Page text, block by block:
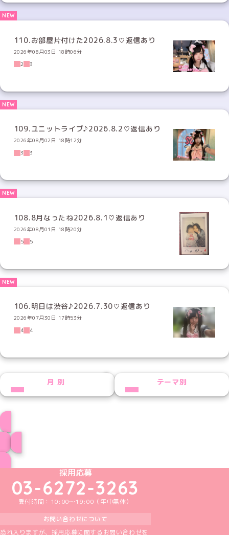
110.お部屋片付けた2026.8.3♡返信あり
2026年08月03日 18時06分
2
3
109.ユニットライブ♪2026.8.2♡返信あり
2026年08月02日 18時12分
3
3
108.8月なったね2026.8.1♡返信あり
2026年08月01日 18時20分
5
5
106.明日は渋谷♪2026.7.30♡返信あり
2026年07月30日 17時53分
4
4
NEXT
月別 テーマ別
めいどりーみんTikTok公式アカウント
めいどりーみんX公式アカウント
めいどりーみんInstagram公式アカウント
めいどりーみんFacebook公式アカウン
めいどりーみんYouTube公式アカ
採用応募
03-6272-3263
受付時間：10:00～19:00（年中無休）
お問い合わせについて
恐れ入りますが、採用応募に関するお問い合わせを